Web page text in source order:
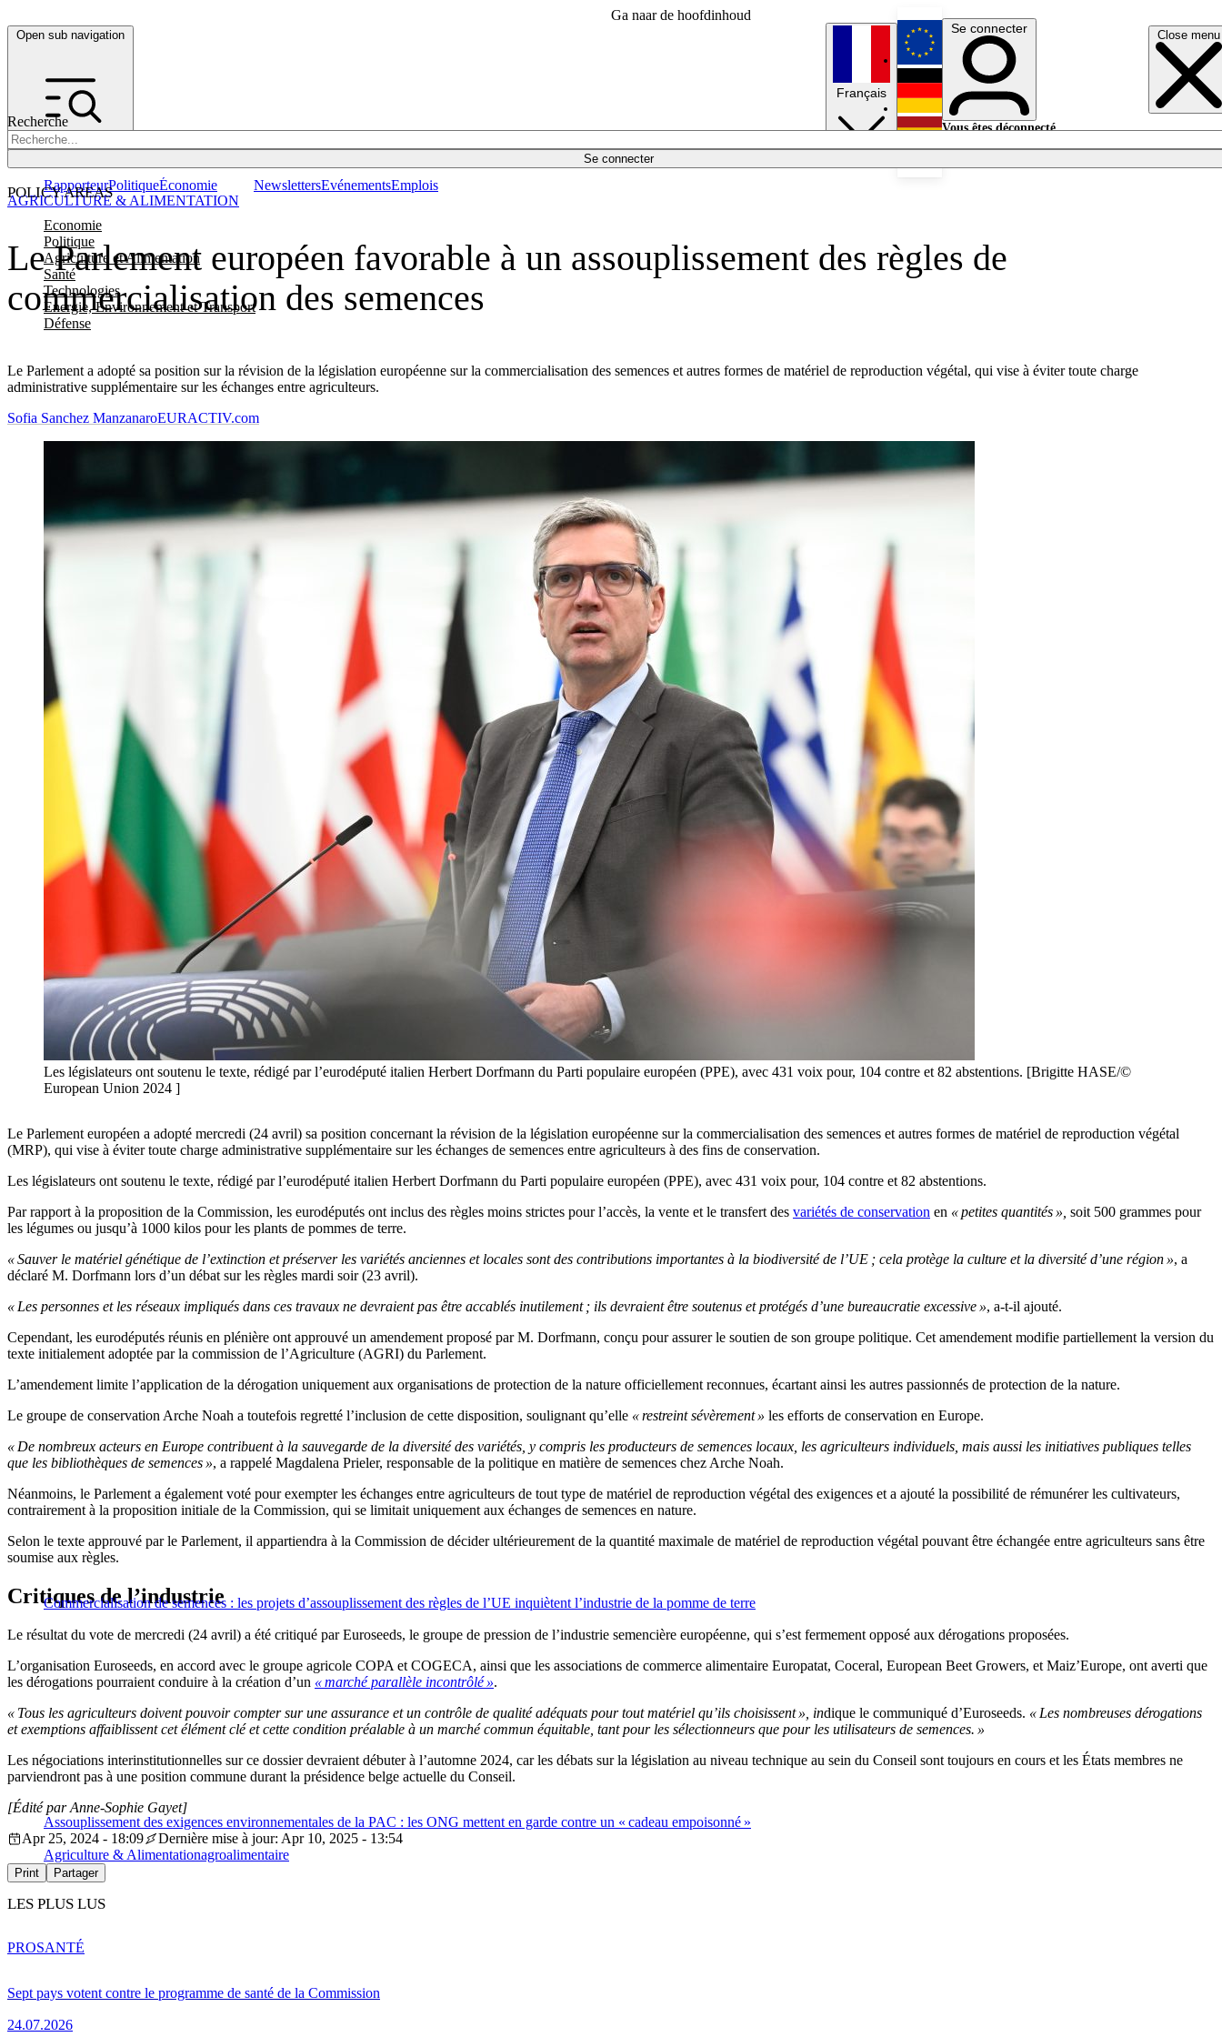
Ga naar de hoofdinhoud
Open sub navigation Close menu
Recherche
Se connecter
POLICY AREAS
Economie
Politique
Agriculture et Alimentation
Santé
Technologies
Energie, Environnement et Transport
Défense
RapporteurPolitiqueÉconomie NewslettersEvénementsEmplois
Français
English
Deutsch
Se connecter
Vous êtes déconnecté.
Le Parlement européen favorable à un assouplissement des règles de
commercialisation des semences
Le Parlement a adopté sa position sur la révision de la législation européenne sur la commercialisation des semences et autres formes de matériel de reproduction végétal, qui vise à éviter toute charge
administrative supplémentaire sur les échanges entre agriculteurs.
AGRICULTURE & ALIMENTATION
Sofia Sanchez ManzanaroEURACTIV.com
Les législateurs ont soutenu le texte, rédigé par l’eurodéputé italien Herbert Dorfmann du Parti populaire européen (PPE), avec 431 voix pour, 104 contre et 82 abstentions. [Brigitte HASE/©
European Union 2024 ]
Le Parlement européen a adopté mercredi (24 avril) sa position concernant la révision de la législation européenne sur la commercialisation des semences et autres formes de matériel de reproduction végétal
(MRP), qui vise à éviter toute charge administrative supplémentaire sur les échanges de semences entre agriculteurs à des fins de conservation.
Les législateurs ont soutenu le texte, rédigé par l’eurodéputé italien Herbert Dorfmann du Parti populaire européen (PPE), avec 431 voix pour, 104 contre et 82 abstentions.
Par rapport à la proposition de la Commission, les eurodéputés ont inclus des règles moins strictes pour l’accès, la vente et le transfert des variétés de conservation en « petites quantités », soit 500 grammes pour
les légumes ou jusqu’à 1000 kilos pour les plants de pommes de terre.
« Sauver le matériel génétique de l’extinction et préserver les variétés anciennes et locales sont des contributions importantes à la biodiversité de l’UE ; cela protège la culture et la diversité d’une région », a
déclaré M. Dorfmann lors d’un débat sur les règles mardi soir (23 avril).
« Les personnes et les réseaux impliqués dans ces travaux ne devraient pas être accablés inutilement ; ils devraient être soutenus et protégés d’une bureaucratie excessive », a-t-il ajouté.
Cependant, les eurodéputés réunis en plénière ont approuvé un amendement proposé par M. Dorfmann, conçu pour assurer le soutien de son groupe politique. Cet amendement modifie partiellement la version du
texte initialement adoptée par la commission de l’Agriculture (AGRI) du Parlement.
L’amendement limite l’application de la dérogation uniquement aux organisations de protection de la nature officiellement reconnues, écartant ainsi les autres passionnés de protection de la nature.
Le groupe de conservation Arche Noah a toutefois regretté l’inclusion de cette disposition, soulignant qu’elle « restreint sévèrement » les efforts de conservation en Europe.
« De nombreux acteurs en Europe contribuent à la sauvegarde de la diversité des variétés, y compris les producteurs de semences locaux, les agriculteurs individuels, mais aussi les initiatives publiques telles
que les bibliothèques de semences », a rappelé Magdalena Prieler, responsable de la politique en matière de semences chez Arche Noah.
Néanmoins, le Parlement a également voté pour exempter les échanges entre agriculteurs de tout type de matériel de reproduction végétal des exigences et a ajouté la possibilité de rémunérer les cultivateurs,
contrairement à la proposition initiale de la Commission, qui se limitait uniquement aux échanges de semences en nature.
Selon le texte approuvé par le Parlement, il appartiendra à la Commission de décider ultérieurement de la quantité maximale de matériel de reproduction végétal pouvant être échangée entre agriculteurs sans être
soumise aux règles.
Commercialisation de semences : les projets d’assouplissement des règles de l’UE inquiètent l’industrie de la pomme de terre
Critiques de l’industrie
Le résultat du vote de mercredi (24 avril) a été critiqué par Euroseeds, le groupe de pression de l’industrie semencière européenne, qui s’est fermement opposé aux dérogations proposées.
L’organisation Euroseeds, en accord avec le groupe agricole COPA et COGECA, ainsi que les associations de commerce alimentaire Europatat, Coceral, European Beet Growers, et Maiz’Europe, ont averti que
les dérogations pourraient conduire à la création d’un « marché parallèle incontrôlé ».
« Tous les agriculteurs doivent pouvoir compter sur une assurance et un contrôle de qualité adéquats pour tout matériel qu’ils choisissent », indique le communiqué d’Euroseeds. « Les nombreuses dérogations
et exemptions affaiblissent cet élément clé et cette condition préalable à un marché commun équitable, tant pour les sélectionneurs que pour les utilisateurs de semences. »
Les négociations interinstitutionnelles sur ce dossier devraient débuter à l’automne 2024, car les débats sur la législation au niveau technique au sein du Conseil sont toujours en cours et les États membres ne
parviendront pas à une position commune durant la présidence belge actuelle du Conseil.
Assouplissement des exigences environnementales de la PAC : les ONG mettent en garde contre un « cadeau empoisonné »
[Édité par Anne-Sophie Gayet]
Apr 25, 2024 - 18:09
Dernière mise à jour: Apr 10, 2025 - 13:54
Agriculture & Alimentationagroalimentaire
Print Partager
LES PLUS LUS
Sept pays votent contre le programme de santé de la Commission
24.07.2026
PROSANTÉ